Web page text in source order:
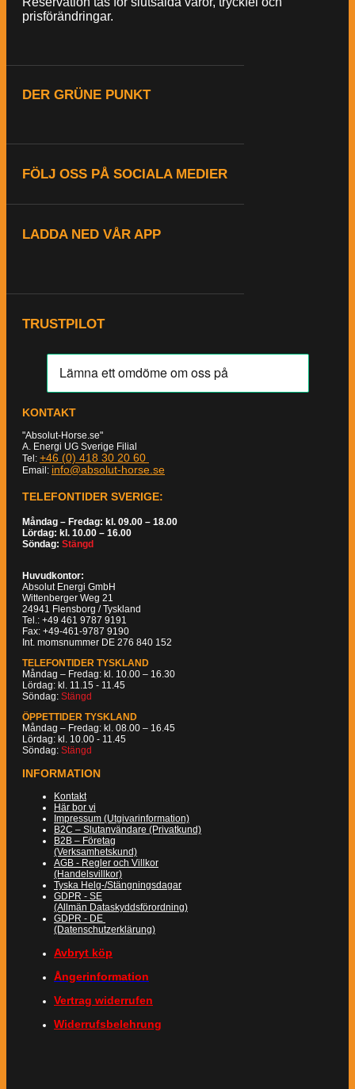
prisförändringar.
DER GRÜNE PUNKT
FÖLJ OSS PÅ SOCIALA MEDIER
LADDA NED VÅR APP
TRUSTPILOT
KONTAKT
"Absolut-Horse.se"
A. Energi UG Sverige Filial
Tel: +46 (0) 418 30 20 60
Email: info@absolut-horse.se
TELEFONTIDER SVERIGE:
Måndag – Fredag: kl. 09.00 – 18.00
Lördag: kl. 10.00 – 16.00
Söndag: Stängd
Huvudkontor:
Absolut Energi GmbH
Wittenberger Weg 21
24941 Flensborg / Tyskland
Tel.: +49 461 9787 9191
Fax: +49-461-9787 9190
Int. momsnummer DE 276 840 152
TELEFONTIDER TYSKLAND
Måndag – Fredag: kl. 10.00 – 16.30
Lördag: kl. 11.15 - 11.45
Söndag: Stängd
ÖPPETTIDER TYSKLAND
Måndag – Fredag: kl. 08.00 – 16.45
Lördag: kl. 10.00 - 11.45
Söndag: Stängd
INFORMATION
Kontakt
Här bor vi
Impressum (Utgivarinformation)
B2C – Slutanvändare (Privatkund)
B2B – Företag
(Verksamhetskund)
AGB - Regler och Villkor
(Handelsvillkor)
Tyska Helg-/Stängningsdagar
GDPR - SE
(Allmän Dataskyddsförordning)
GDPR - DE
(Datenschutzerklärung)
Avbryt köp
Ångerinformation
Vertrag widerrufen
Widerrufsbelehrung